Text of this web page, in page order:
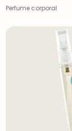
Perfume corporal